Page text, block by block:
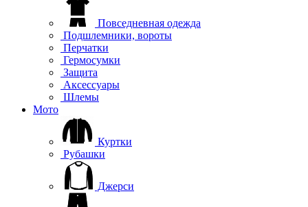
Повседневная одежда
Подшлемники, вороты
Перчатки
Гермосумки
Защита
Аксессуары
Шлемы
Мото
Куртки
Рубашки
Джерси